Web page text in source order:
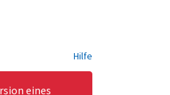
Hilfe
eines